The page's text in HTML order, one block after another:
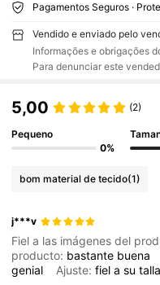
Pagamentos Seguros ·
Vendido e enviado pelo
Informações e obrigações
Para denunciar este
5,00 (2)
Pequeno
0%
bom material de tecido(1)
j***v
Fiel a las imágenes del
producto: bastante buena
genial
Ajuste:fielasutalla